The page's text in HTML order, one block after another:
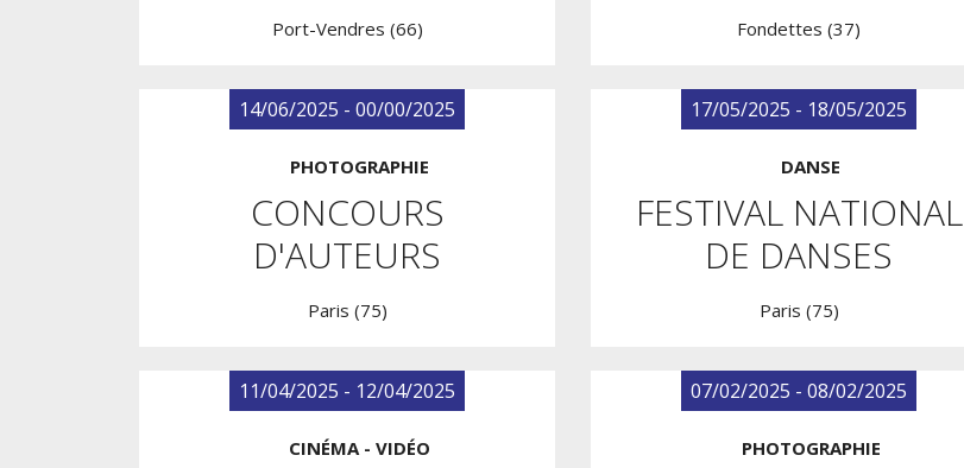
Port-Vendres (66) Fondettes (37)
14/06/2025 - 00/00/2025
PHOTOGRAPHIE
CONCOURS
D'AUTEURS
Paris (75)
17/05/2025 - 18/05/2025
DANSE
FESTIVAL NATIONAL
DE DANSES
Paris (75)
11/04/2025 - 12/04/2025
CINÉMA - VIDÉO
07/02/2025 - 08/02/2025
PHOTOGRAPHIE